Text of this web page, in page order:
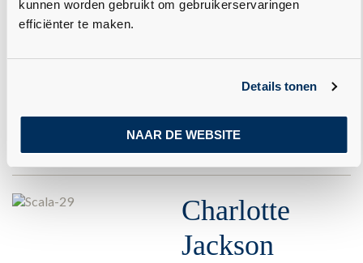
kunnen worden gebruikt om gebruikerservaringen
efficiënter te maken.
Details tonen
NAAR DE WEBSITE
vraagt.
Charlotte
Jackson